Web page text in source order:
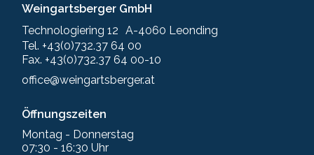
Weingartsberger GmbH
Technologiering 12 A-4060 Leonding
Tel. +43(0)732.37 64 00
Fax. +43(0)732.37 64 00-10
office@weingartsberger.at
Öffnungszeiten
Montag - Donnerstag
07:30 - 16:30 Uhr